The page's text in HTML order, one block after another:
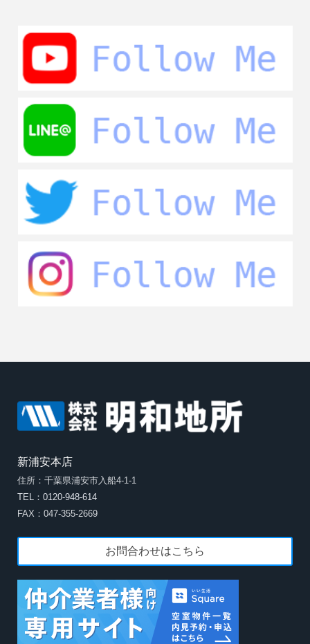
新浦安本店
住所：千葉県浦安市入船4-1-1
TEL：0120-948-614
FAX：047-355-2669
お問合わせはこちら